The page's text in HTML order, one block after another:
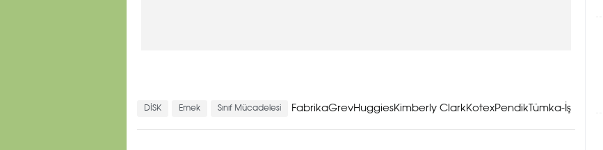
DİSK Emek FabrikaGrevHuggiesKimberly ClarkKotexPendik
Sınıf Mücadelesi Tümka-İş